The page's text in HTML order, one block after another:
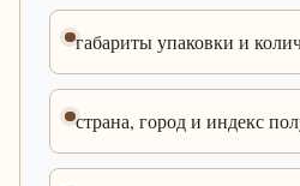
габариты упаковки и
страна, город и индекс